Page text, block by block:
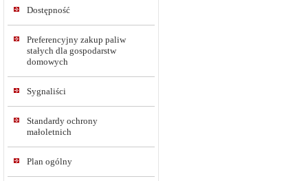
Dostępność
Preferencyjny zakup paliw
stałych dla gospodarstw
domowych
Sygnaliści
Standardy ochrony
małoletnich
Plan ogólny